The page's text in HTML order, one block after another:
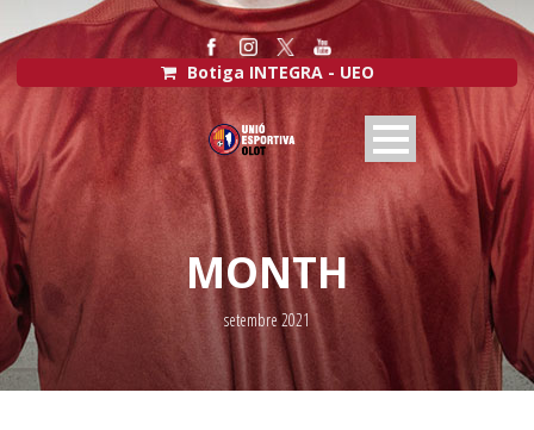
Botiga INTEGRA - UEO
MONTH
setembre 2021